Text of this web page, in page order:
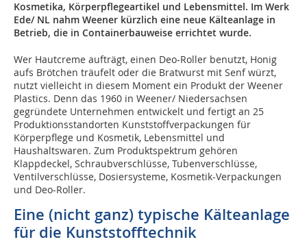
Kosmetika, Körperpflegeartikel und Lebensmittel. Im Werk
Ede/ NL nahm Weener kürzlich eine neue Kälteanlage in
Betrieb, die in Containerbauweise errichtet wurde.
Wer Hautcreme aufträgt, einen Deo-Roller benutzt, Honig
aufs Brötchen träufelt oder die Bratwurst mit Senf würzt,
nutzt vielleicht in diesem Moment ein Produkt der Weener
Plastics. Denn das 1960 in Weener/ Niedersachsen
gegründete Unternehmen entwickelt und fertigt an 25
Produktionsstandorten Kunststoffverpackungen für
Körperpflege und Kosmetik, Lebensmittel und
Haushaltswaren. Zum Produktspektrum gehören
Klappdeckel, Schraubverschlüsse, Tubenverschlüsse,
Ventilverschlüsse, Dosiersysteme, Kosmetik-Verpackungen
und Deo-Roller.
Eine (nicht ganz) typische Kälteanlage
für die Kunststofftechnik